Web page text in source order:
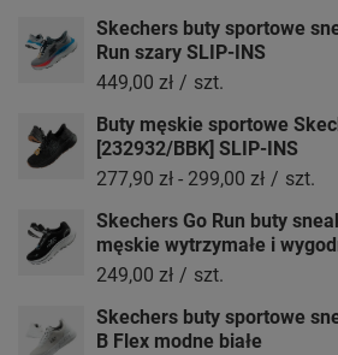
Skechers buty sportowe
Run szary SLIP-INS
449,00 zł / szt.
Buty męskie sportowe
[232932/BBK] SLIP-INS
277,90 zł - 299,00 zł / szt.
Skechers Go Run buty
męskie wytrzymałe i
249,00 zł / szt.
Skechers buty sportowe
B Flex modne białe